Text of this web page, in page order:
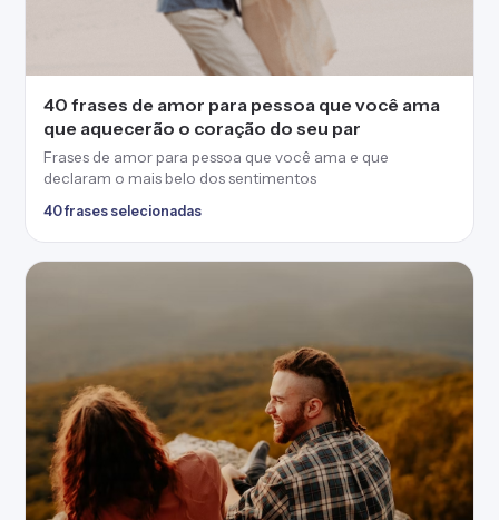
40 frases de amor para pessoa que você ama
que aquecerão o coração do seu par
Frases de amor para pessoa que você ama e que
declaram o mais belo dos sentimentos
40 frases selecionadas